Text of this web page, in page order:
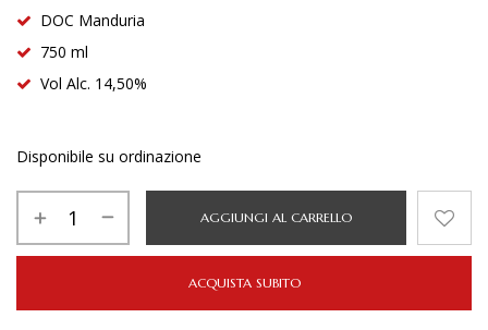
DOC Manduria
750 ml
Vol Alc. 14,50%
Disponibile su ordinazione
AGGIUNGI AL CARRELLO
ACQUISTA SUBITO